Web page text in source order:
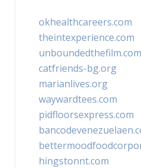
okhealthcareers.com
theintexperience.com
unboundedthefilm.com
catfriends-bg.org
marianlives.org
waywardtees.com
pidfloorsexpress.com
hingstonnt.com